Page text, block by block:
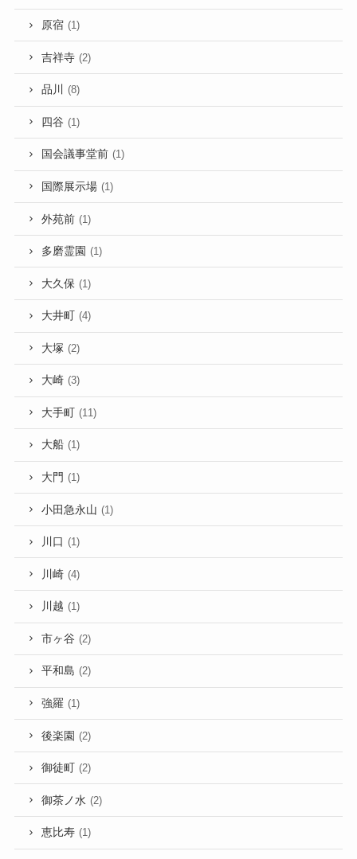
原宿 (1)
吉祥寺 (2)
品川 (8)
四谷 (1)
国会議事堂前 (1)
国際展示場 (1)
外苑前 (1)
多磨霊園 (1)
大久保 (1)
大井町 (4)
大塚 (2)
大崎 (3)
大手町 (11)
大船 (1)
大門 (1)
小田急永山 (1)
川口 (1)
川崎 (4)
川越 (1)
市ヶ谷 (2)
平和島 (2)
強羅 (1)
後楽園 (2)
御徒町 (2)
御茶ノ水 (2)
恵比寿 (1)